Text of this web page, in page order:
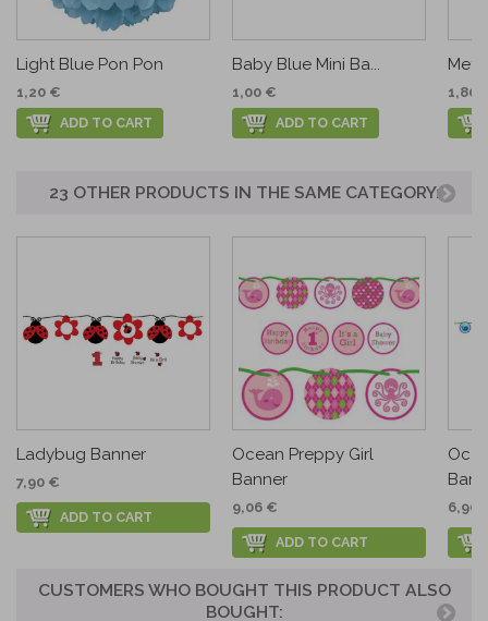
Light Blue Pon Pon
1,20 €
ADD TO CART
Baby Blue Mini Ba...
1,00 €
ADD TO CART
1,80
23 OTHER PRODUCTS IN THE SAME CATEGORY:
Ladybug Banner
7,90 €
ADD TO CART
Ocean Preppy Girl
Banner
9,06 €
ADD TO CART
6,90
CUSTOMERS WHO BOUGHT THIS PRODUCT ALSO
BOUGHT: